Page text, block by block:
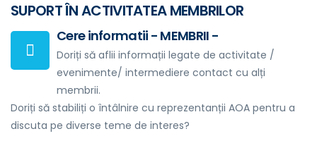
SUPORT ÎN ACTIVITATEA MEMBRILOR
Cere informatii - MEMBRII -
Doriți să aflii informații legate de activitate /
evenimente/ intermediere contact cu alți
membrii.
Doriți să stabiliți o întâlnire cu reprezentanții AOA pentru a
discuta pe diverse teme de interes?